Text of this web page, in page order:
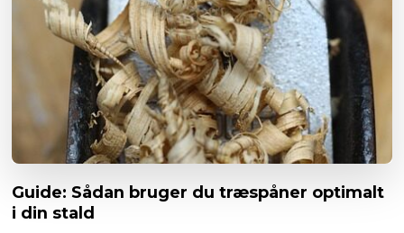
Guide: Sådan bruger du træspåner optimalt
i din stald